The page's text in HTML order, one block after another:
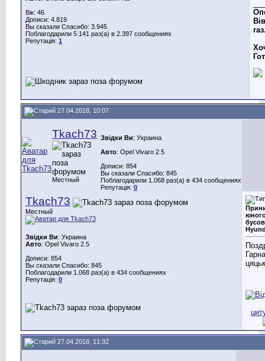
Вік: 46
Дописи: 4.819
Вы сказали Спасибо: 3.945
Поблагодарили 5.141 раз(а) в 2.397 сообщениях
Репутація: 1
27.04.2018, 10:07
Tkach73
Местный
Звідки Ви: Украина
Авто: Opel Vivaro 2.5
Дописи: 854
Вы сказали Спасибо: 845
Поблагодарили 1.068 раз(а) в 434 сообщениях
Репутація: 0
Tkach73
Местный
Звідки Ви: Украина
Авто: Opel Vivaro 2.5
Дописи: 854
Вы сказали Спасибо: 845
Поблагодарили 1.068 раз(а) в 434 сообщениях
Репутація: 0
Гарна
27.04.2018, 11:32